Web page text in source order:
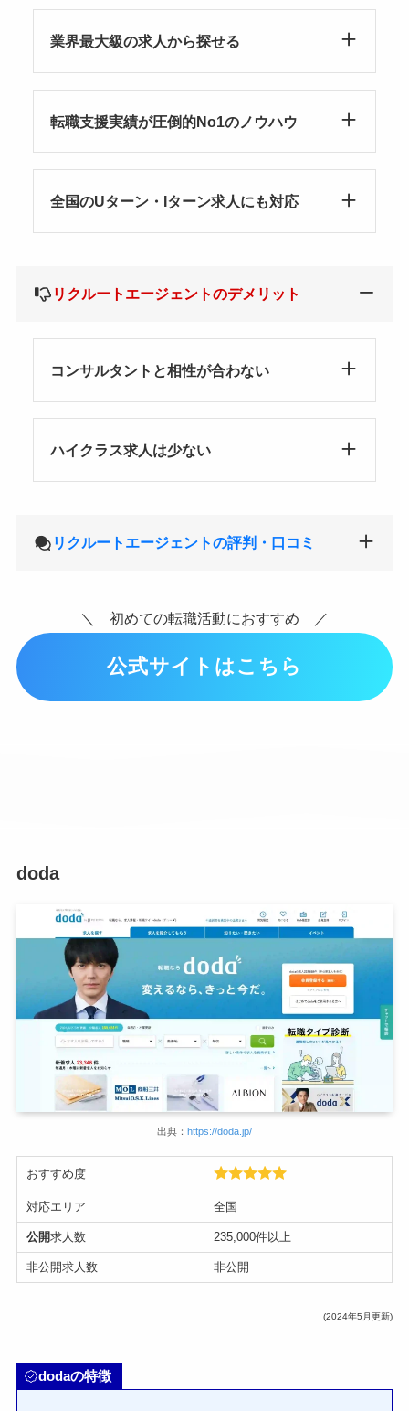
業界最大級の求人から探せる
転職支援実績が圧倒的No1のノウハウ
全国のUターン・Iターン求人にも対応
リクルートエージェントのデメリット
コンサルタントと相性が合わない
ハイクラス求人は少ない
リクルートエージェントの評判・口コミ
＼ 初めての転職活動におすすめ ／
公式サイトはこちら
doda
出典： https://doda.jp/
おすすめ度
対応エリア 全国
公開求人数 235,000件以上
非公開求人数 非公開
(2024年5月更新)
dodaの特徴